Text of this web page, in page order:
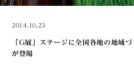
2014.10.23
「G展」ステージに全国各地の地域
が登場